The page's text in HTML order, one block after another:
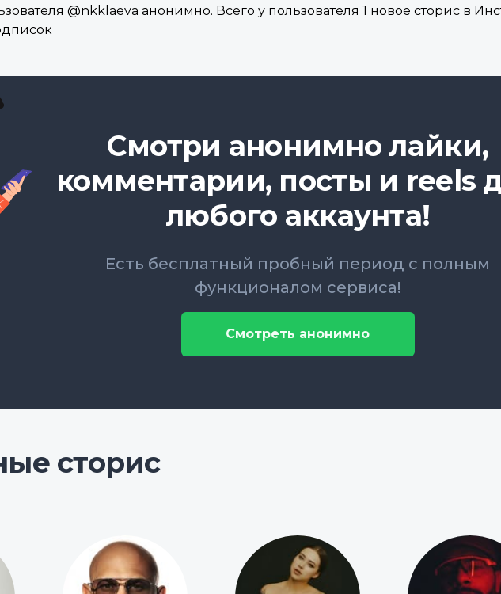
@nkklaeva анонимно. Всего у пользователя 1 новое сторис в
Смотри анонимно лайки,
комментарии, посты и reels
любого аккаунта!
Есть бесплатный пробный период с полным
функционалом сервиса!
Смотреть анонимно
сторис